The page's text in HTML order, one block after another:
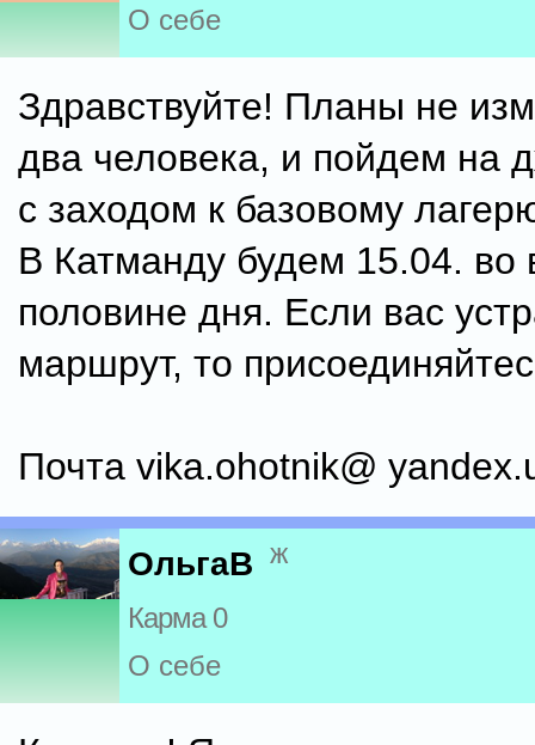
О себе
Здравствуйте! Планы не
два человека, и пойдем на
с заходом к базовому
В Катманду будем 15.04. во
половине дня. Если вас
маршрут, то
Почта vika.ohotnik@
ОльгаВ ж
Карма 0
О себе